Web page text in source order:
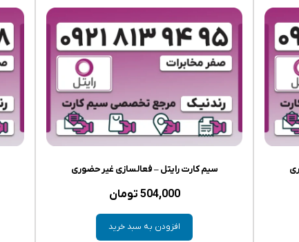
سیم کارت رایتل – فعالسازی غیر حضوری
504,000 تومان
افزودن به سبد خرید